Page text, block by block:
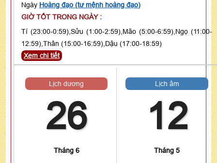
Ngày Hoàng đạo (tư mệnh hoàng đạo)
GIỜ TỐT TRONG NGÀY :
Tí (23:00-0:59),Sửu (1:00-2:59),Mão (5:00-6:59),Ngọ (11:00-
12:59),Thân (15:00-16:59),Dậu (17:00-18:59)
Xem chi tiết
Lịch dương
26
Tháng 6
Lịch âm
12
Tháng 5